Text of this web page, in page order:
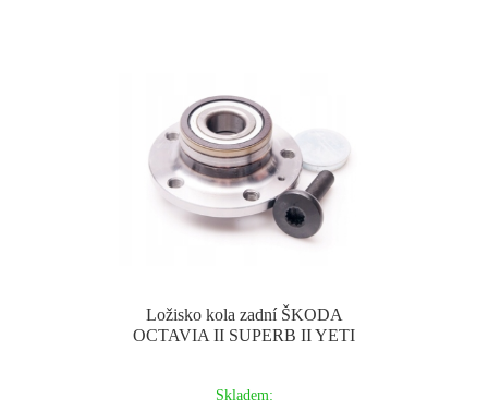
Ložisko kola zadní ŠKODA
OCTAVIA II SUPERB II YETI
Skladem: